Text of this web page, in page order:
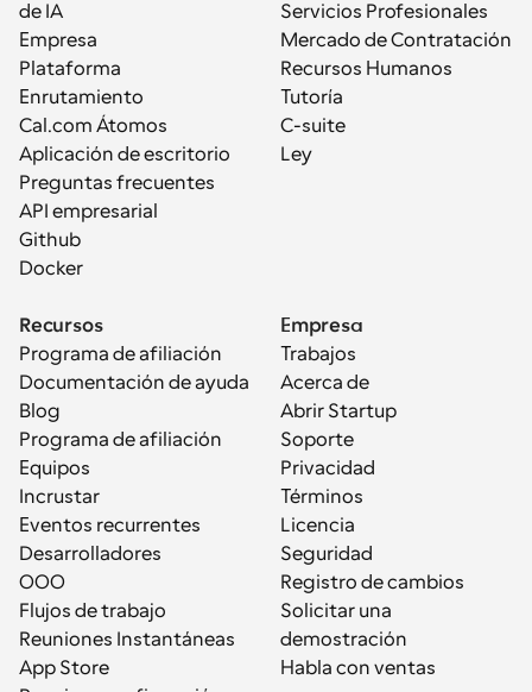
de IA
Empresa
Plataforma
Enrutamiento
Cal.com Átomos
Aplicación de escritorio
Preguntas frecuentes
API empresarial
Github
Docker
Servicios Profesionales
Mercado de Contratación
Recursos Humanos
Tutoría
C-suite
Ley
Recursos
Programa de afiliación
Documentación de ayuda
Blog
Programa de afiliación
Equipos
Incrustar
Eventos recurrentes
Desarrolladores
OOO
Flujos de trabajo
Reuniones Instantáneas
App Store
Empresa
Trabajos
Acerca de
Abrir Startup
Soporte
Privacidad
Términos
Licencia
Seguridad
Registro de cambios
Solicitar una
demostración
Habla con ventas